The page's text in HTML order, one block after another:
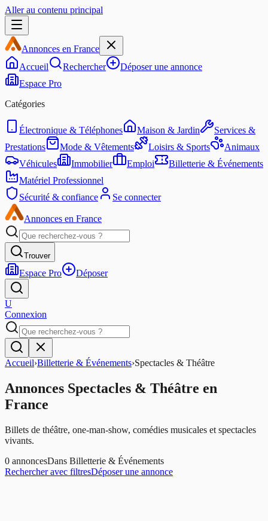
Aller au contenu principal
Annonces en France
Accueil
Rechercher
Déposer une annonce
Espace Pro
Catégories
Électronique & Téléphones Maison & Jardin
Services &
Prestations
Mode & Vêtements Loisirs & Sports
Animaux
Véhicules
Immobilier Emploi
Billetterie & Événements
Matériel Professionnel
Sécurité & confiance
Se connecter
Annonces en France
Trouver
Espace Pro Déposer
U
Connexion
Accueil›Billetterie & Événements›Spectacles & Théâtre
Annonces Spectacles & Théâtre en
France
Billets de théâtre, one-man-show, comédies musicales et spectacles
vivants.
0 annoncesDans Billetterie & Événements
Rechercher avec filtresDéposer une annonce